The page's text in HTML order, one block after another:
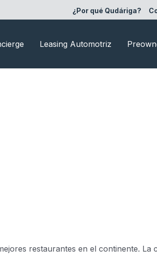
¿Por qué Qudáriga?
Leasing Automotriz
restaurantes en el continente. La